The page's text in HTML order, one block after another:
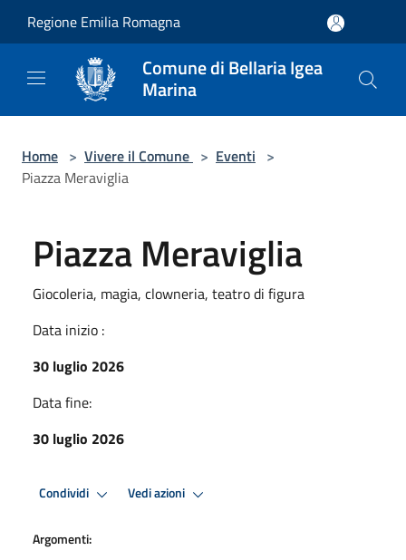
Regione Emilia Romagna
Comune di Bellaria Igea
Marina
Home > Vivere il Comune > Eventi >
Piazza Meraviglia
Piazza Meraviglia
Giocoleria, magia, clowneria, teatro di figura
Data inizio :
30 luglio 2026
Data fine:
30 luglio 2026
Condividi Vedi azioni
Argomenti: